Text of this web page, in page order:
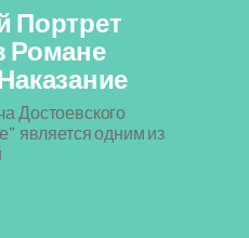
Портрет
Романе
Достоевского
является одним из